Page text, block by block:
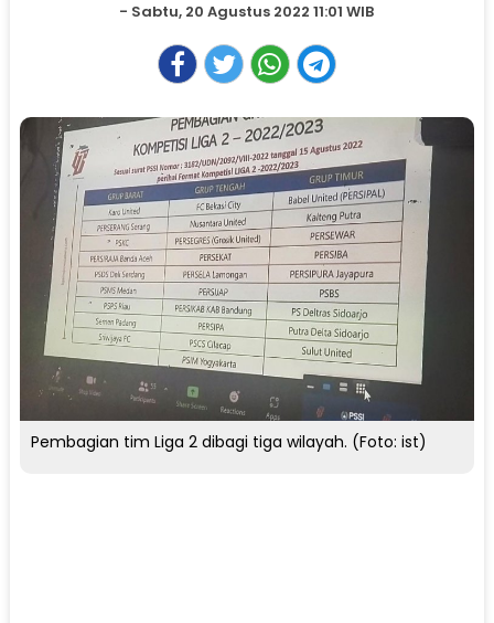
- Sabtu, 20 Agustus 2022 11:01 WIB
Pembagian tim Liga 2 dibagi tiga wilayah. (Foto: ist)